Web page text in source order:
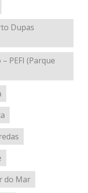
Dupas
PEFI (Parque
do Mar